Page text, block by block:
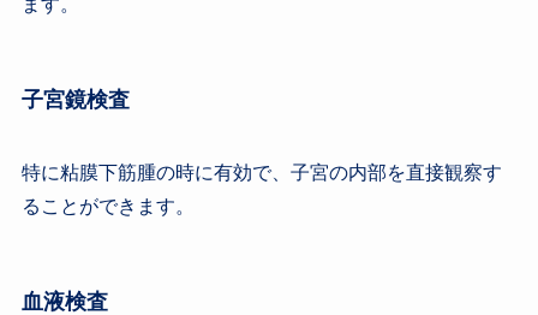
子宮鏡検査
特に粘膜下筋腫の時に有効で、子宮の内部を直接観察す
ることができます。
血液検査